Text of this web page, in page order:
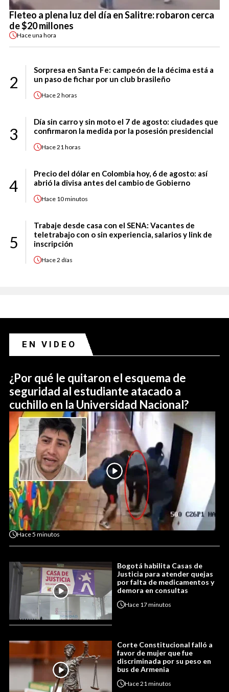
Fleteo a plena luz del día en Salitre: robaron cerca
de $20 millones
Haceuna hora
2
Sorpresa en Santa Fe: campeón de la décima está a
un paso de fichar por un club brasileño
Hace2 horas
3
Día sin carro y sin moto el 7 de agosto: ciudades que
confirmaron la medida por la posesión presidencial
Hace21 horas
4
Precio del dólar en Colombia hoy, 6 de agosto: así
abrió la divisa antes del cambio de Gobierno
Hace 10 minutos
5
Trabaje desde casa con el SENA: Vacantes de
teletrabajo con o sin experiencia, salarios y link de
inscripción
Hace2 días
EN VIDEO
¿Por qué le quitaron el esquema de
seguridad al estudiante atacado a
cuchillo en la Universidad Nacional?
Hace5 minutos
Bogotá habilita Casas de
Justicia para atender quejas
por falta de medicamentos y
demora en consultas
Hace 17 minutos
Corte Constitucional falló a
favor de mujer que fue
discriminada por su peso en
bus de Armenia
Hace21 minutos